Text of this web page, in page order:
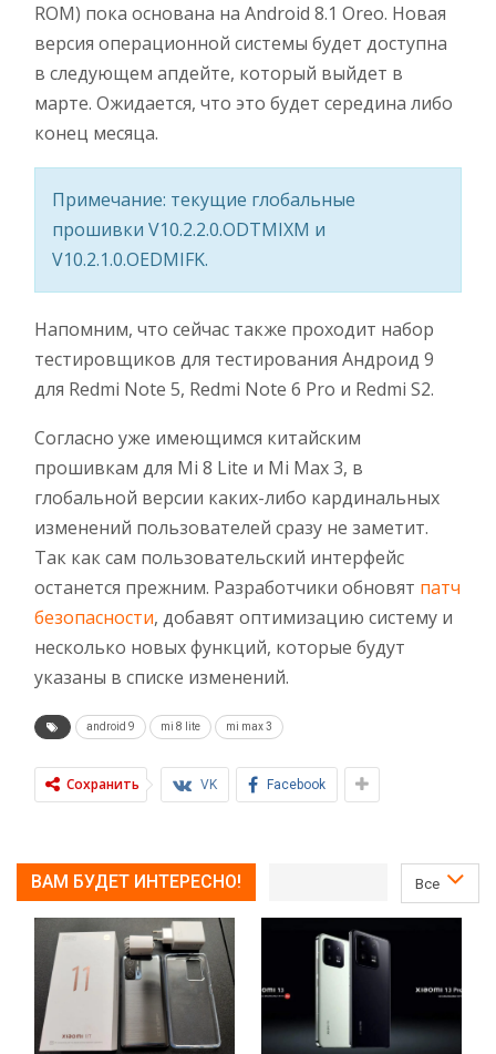
ROM) пока основана на Android 8.1 Oreo. Новая
версия операционной системы будет доступна
в следующем апдейте, который выйдет в
марте. Ожидается, что это будет середина либо
конец месяца.
Примечание: текущие глобальные
прошивки V10.2.2.0.ODTMIXM и
V10.2.1.0.OEDMIFK.
Напомним, что сейчас также проходит набор
тестировщиков для тестирования Андроид 9
для Redmi Note 5, Redmi Note 6 Pro и Redmi S2.
Согласно уже имеющимся китайским
прошивкам для Mi 8 Lite и Mi Max 3, в
глобальной версии каких-либо кардинальных
изменений пользователей сразу не заметит.
Так как сам пользовательский интерфейс
останется прежним. Разработчики обновят патч
безопасности, добавят оптимизацию систему и
несколько новых функций, которые будут
указаны в списке изменений.
android 9 mi 8 lite mi max 3
Сохранить VK Facebook
Все
ВАМ БУДЕТ ИНТЕРЕСНО!